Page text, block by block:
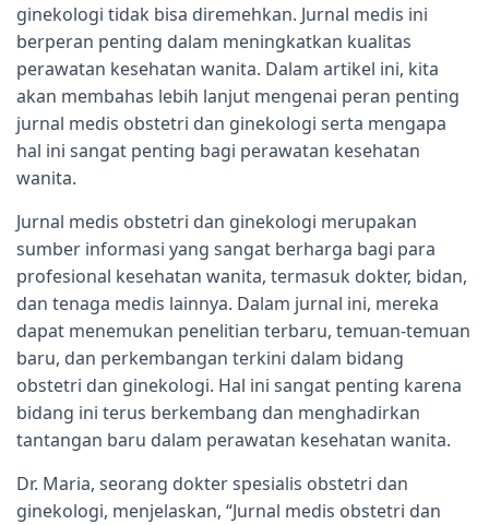
ginekologi tidak bisa diremehkan. Jurnal medis ini
berperan penting dalam meningkatkan kualitas
perawatan kesehatan wanita. Dalam artikel ini, kita
akan membahas lebih lanjut mengenai peran penting
jurnal medis obstetri dan ginekologi serta mengapa
hal ini sangat penting bagi perawatan kesehatan
wanita.
Jurnal medis obstetri dan ginekologi merupakan
sumber informasi yang sangat berharga bagi para
profesional kesehatan wanita, termasuk dokter, bidan,
dan tenaga medis lainnya. Dalam jurnal ini, mereka
dapat menemukan penelitian terbaru, temuan-temuan
baru, dan perkembangan terkini dalam bidang
obstetri dan ginekologi. Hal ini sangat penting karena
bidang ini terus berkembang dan menghadirkan
tantangan baru dalam perawatan kesehatan wanita.
Dr. Maria, seorang dokter spesialis obstetri dan
ginekologi, menjelaskan, “Jurnal medis obstetri dan